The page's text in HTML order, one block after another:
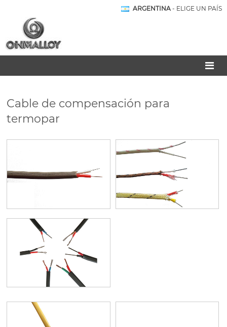
ARGENTINA - ELIGE UN PAÍS
Cable de compensación para
termopar